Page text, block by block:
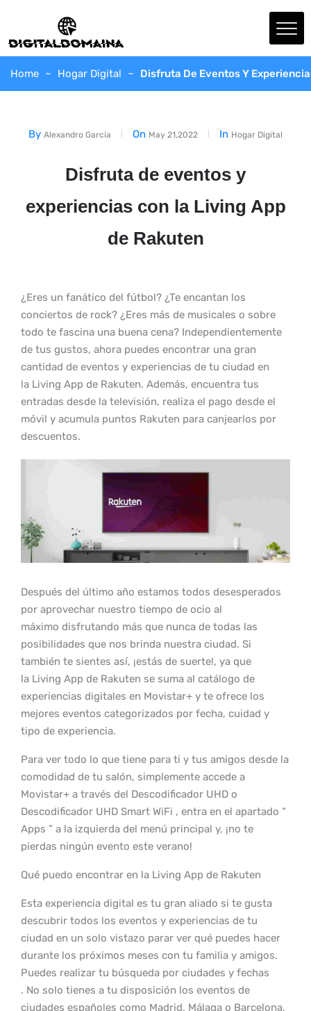
Home Hogar Digital Disfruta De Eventos Y
By Alexandro García On May 21,2022 In Hogar Digital
Disfruta de eventos y
experiencias con la Living App
de Rakuten
¿Eres un fanático del fútbol? ¿Te encantan los
conciertos de rock? ¿Eres más de musicales o sobre
todo te fascina una buena cena? Independientemente
de tus gustos, ahora puedes encontrar una gran
cantidad de eventos y experiencias de tu ciudad en
la Living App de Rakuten. Además, encuentra tus
entradas desde la televisión, realiza el pago desde el
móvil y acumula puntos Rakuten para canjearlos por
descuentos.
Después del último año estamos todos desesperados
por aprovechar nuestro tiempo de ocio al
máximo disfrutando más que nunca de todas las
posibilidades que nos brinda nuestra ciudad. Si
también te sientes así, ¡estás de suerte!, ya que
la Living App de Rakuten se suma al catálogo de
experiencias digitales en Movistar+ y te ofrece los
mejores eventos categorizados por fecha, cuidad y
tipo de experiencia.
Para ver todo lo que tiene para ti y tus amigos desde la
comodidad de tu salón, simplemente accede a
Movistar+ a través del Descodificador UHD o
Descodificador UHD Smart WiFi , entra en el apartado “
Apps ” a la izquierda del menú principal y, ¡no te
pierdas ningún evento este verano!
Qué puedo encontrar en la Living App de Rakuten
Esta experiencia digital es tu gran aliado si te gusta
descubrir todos los eventos y experiencias de tu
ciudad en un solo vistazo parar ver qué puedes hacer
durante los próximos meses con tu familia y amigos.
Puedes realizar tu búsqueda por ciudades y fechas
. No solo tienes a tu disposición los eventos de
ciudades españoles como Madrid, Málaga o Barcelona,